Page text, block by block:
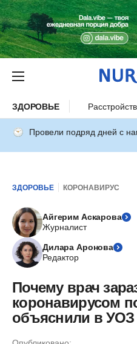
ЗДОРОВЬЕ
Провели подряд дней с
ЗДОРОВЬЕ КОРОНАВИРУС
Айгерим Аскарова
Журналист
Дилара Аронова
Редактор
Почему врач
коронавирусом
объяснили в